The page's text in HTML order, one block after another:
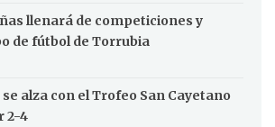
llenará de competiciones y
de fútbol de Torrubia
se alza con el Trofeo San Cayetano
2-4